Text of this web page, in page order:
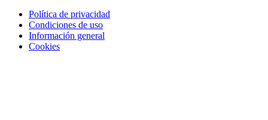
Política de privacidad
Condiciones de uso
Información general
Cookies